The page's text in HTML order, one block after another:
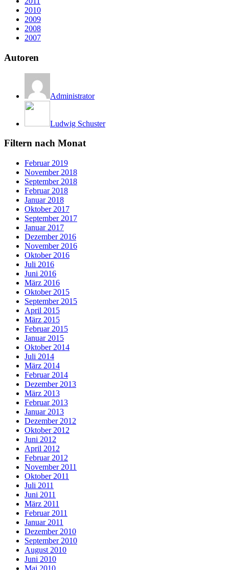
2010
2009
2008
2007
Autoren
Administrator
Ludwig Schuster
Filtern nach Monat
Februar 2019
November 2018
September 2018
Februar 2018
Januar 2018
Oktober 2017
September 2017
Januar 2017
Dezember 2016
November 2016
Oktober 2016
Juli 2016
Juni 2016
März 2016
Oktober 2015
September 2015
April 2015
März 2015
Februar 2015
Januar 2015
Oktober 2014
Juli 2014
März 2014
Februar 2014
Dezember 2013
März 2013
Februar 2013
Januar 2013
Dezember 2012
Oktober 2012
Juni 2012
April 2012
Februar 2012
November 2011
Oktober 2011
Juli 2011
Juni 2011
März 2011
Februar 2011
Januar 2011
Dezember 2010
September 2010
August 2010
Juni 2010
Mai 2010